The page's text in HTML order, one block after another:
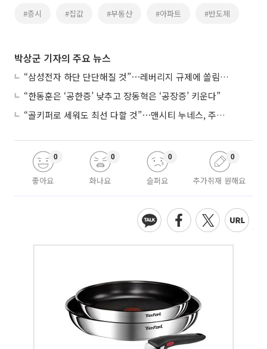
#증시 #집값 #부동산 #아파트 #반도체
박상군 기자의 주요 뉴스
“삼성전자 하단 단단해질 것”⋯레버리지 규제에 쏠림 완화
“한동훈은 ‘공한증’ 낮추고 장동혁은 ‘공장증’ 키운다”
“골키퍼로 세워도 최선 다할 것”⋯맨시티 누네스, 주전 경쟁 각오
좋아요
0
화나요
0
슬퍼요
0
추가취재 원해요
0